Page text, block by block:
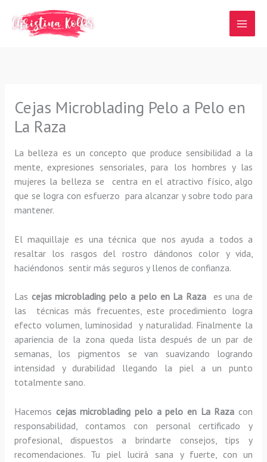
contenido
Cejas Microblading Pelo a Pelo en
La Raza
La belleza es un concepto que produce sensibilidad a la
mente, expresiones sensoriales, para los hombres y las
mujeres la belleza se centra en el atractivo físico, algo
que se logra con esfuerzo para alcanzar y sobre todo para
mantener.
El maquillaje es una técnica que nos ayuda a todos a
resaltar los rasgos del rostro dándonos color y vida,
haciéndonos sentir más seguros y llenos de confianza.
Las cejas microblading pelo a pelo en La Raza es una de
las técnicas más frecuentes, este procedimiento logra
efecto volumen, luminosidad y naturalidad. Finalmente la
apariencia de la zona queda lista después de un par de
semanas, los pigmentos se van suavizando logrando
intensidad y durabilidad llegando la piel a un punto
totalmente sano.
Hacemos cejas microblading pelo a pelo en La Raza con
responsabilidad, contamos con personal certificado y
profesional, dispuestos a brindarte consejos, tips y
recomendaciones. Tu piel lucirá sana y fuerte, con un